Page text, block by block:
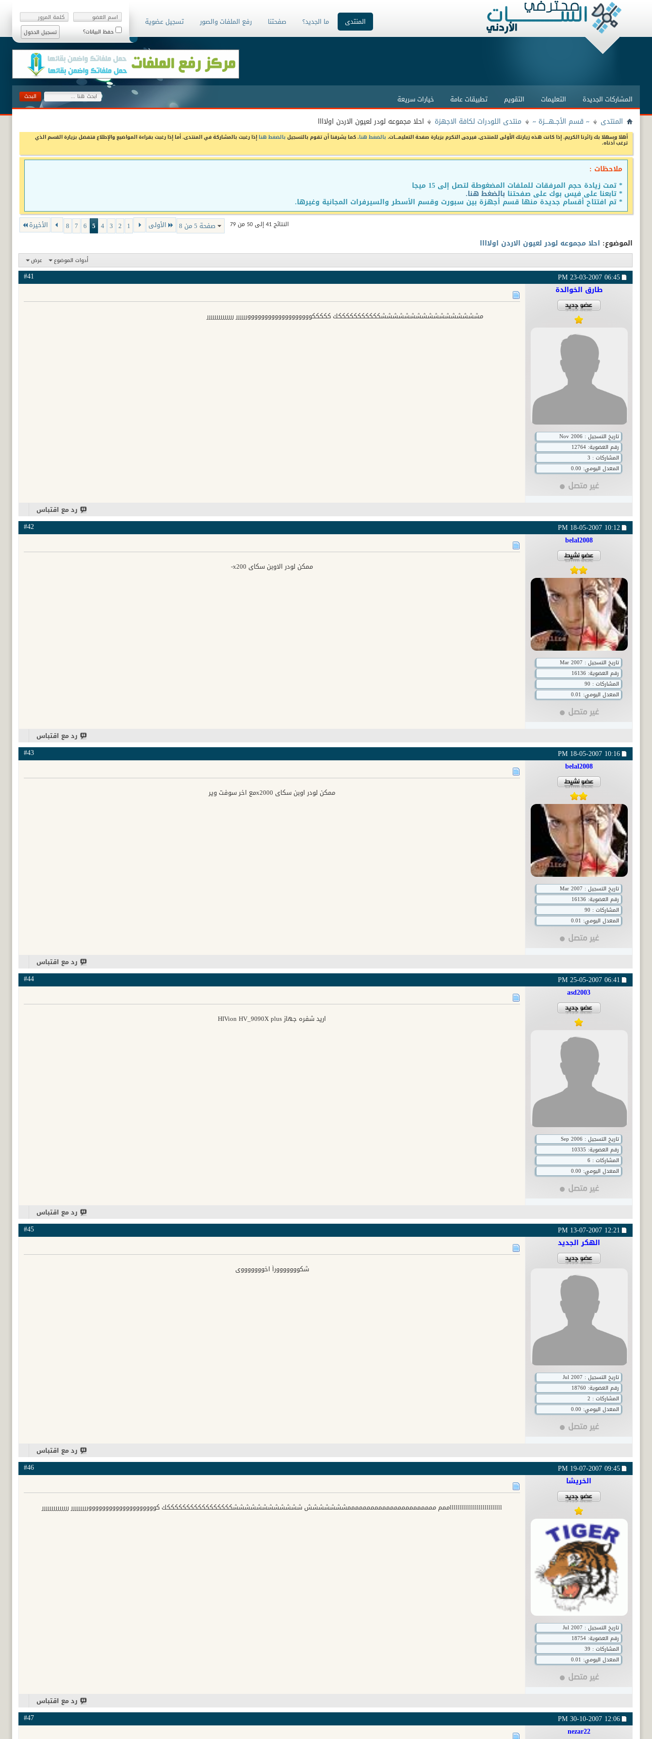
حفظ البيانات؟
المنتدى
المشاركات الجديدة التعليمات التقويم تطبيقات عامة خيارات سريعة
ما الجديد؟ صفحتنا رفع الملفات والصور تسجيل عضوية
المنتدى ~ قسم الأجــهــــزة ~ منتدى اللودرات لكافة الاجهزة احلا مجموعه لودر لعيون الاردن اولاااا
أهلا وسهلا بك زائرنا الكريم، إذا كانت هذه زيارتك الأولى للمنتدى، فيرجى التكرم بزيارة صفحة التعليمـــات، بالضغط هنا. كما يشرفنا أن تقوم بالتسجيل بالضغط هنا إذا رغبت بالمشاركة في المنتدى، أما إذا رغبت بقراءة المواضيع والإطلاع فتفضل بزيارة القسم الذي
ترغب أدناه.
ملاحظات :
* تمت زيادة حجم المرفقات للملفات المضغوطة لتصل إلى 15 ميجا
* تابعنا على فيس بوك على صفحتنا بالضغط هنا.
* تم افتتاح أقسام جديدة منها قسم أجهزة بين سبورت وقسم الأسطر والسيرفرات المجانية وغيرها.
صفحة 5 من 8 الأولى 1
2
3
4
5
6
7
8 الأخيرة النتائج 41 إلى 50 من 79
الموضوع: احلا مجموعه لودر لعيون الاردن اولاااا
أدوات الموضوع عرض
23-03-200706:45 PM
#41
طارق الخوالدة
تاريخ التسجيل : Nov 2006
رقم العضوية:
المشاركات : 3
المعدل اليومي: 0.00
مشششششششششششششششششكككككككككككك كككككووووووووووووووووووورررررر رررررررررررررر
رد مع اقتباس
18-05-2007 10:12 PM
#42
belal2008
تاريخ التسجيل : Mar 2007
رقم العضوية:
المشاركات : 90
المعدل اليومي: 0.01
ممكن لودر الاوبن سكاي x200-
رد مع اقتباس
18-05-2007 10:16 PM
#43
belal2008
تاريخ التسجيل : Mar 2007
رقم العضوية:
المشاركات : 90
المعدل اليومي: 0.01
ممكن لودر اوبن سكاي x2000مع اخر سوفت وير
رد مع اقتباس
25-05-200706:41 PM
#44
asd2003
تاريخ التسجيل : Sep 2006
رقم العضوية:
المشاركات : 6
المعدل اليومي: 0.00
اريد شفره جهاز HIVion HV_9090X plus
رد مع اقتباس
13-07-2007 12:21 PM
#45
الهكر الجديد
تاريخ التسجيل : Jul 2007
رقم العضوية:
المشاركات : 2
المعدل اليومي: 0.00
شكوووووووراً اخوووووووي
رد مع اقتباس
19-07-200709:45 PM
#46
الخريشا
تاريخ التسجيل : Jul 2007
رقم العضوية:
المشاركات : 39
المعدل اليومي: 0.01
lllllllllllllllllllllllllllممم مممممممممممممممممممممممششششششش ششششششششششششكككككككككككككككككك كووووووووووووووووووووررررررررر رررررررررررررر
رد مع اقتباس
30-10-2007 12:06 PM
#47
nezar22